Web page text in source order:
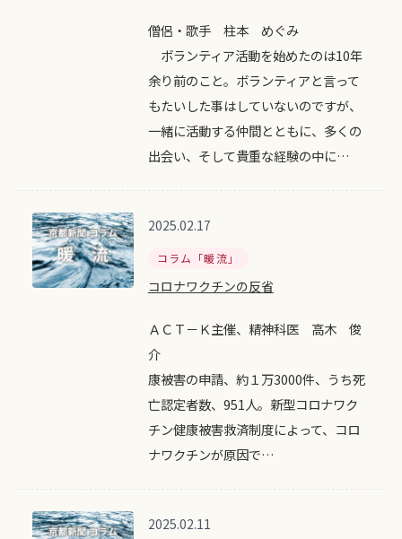
僧侶・歌手 柱本 めぐみ
ボランティア活動を始めたのは10年
余り前のこと。ボランティアと言って
もたいした事はしていないのですが、
一緒に活動する仲間とともに、多くの
出会い、そして貴重な経験の中に…
2025.02.17
コラム「暖流」
コロナワクチンの反省
ＡＣＴ－Ｋ主催、精神科医 高木 俊
介
康被害の申請、約１万3000件、うち死
亡認定者数、951人。新型コロナワク
チン健康被害救済制度によって、コロ
ナワクチンが原因で…
2025.02.11